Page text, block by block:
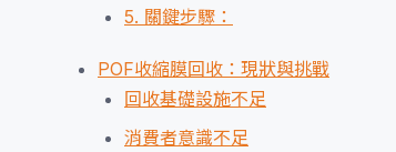
5. 關鍵步驟：
POF收縮膜回收：現狀與挑戰
回收基礎設施不足
消費者意識不足